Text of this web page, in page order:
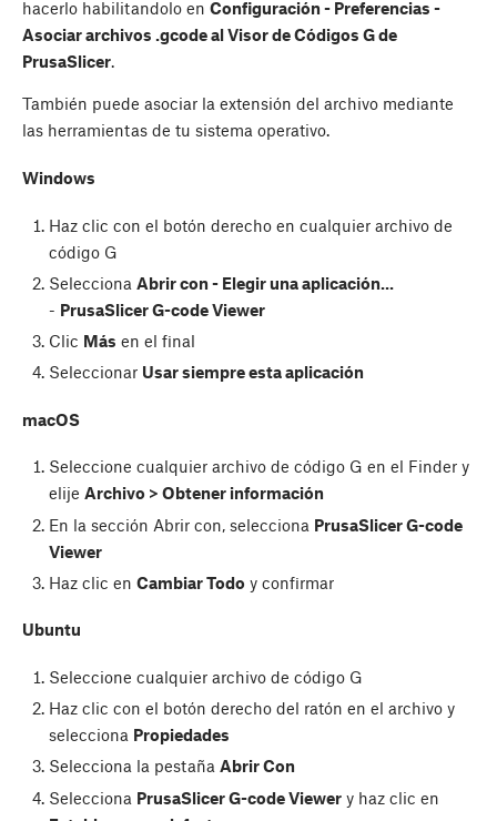
hacerlo habilitandolo en Configuración - Preferencias -
Asociar archivos .gcode al Visor de Códigos G de
PrusaSlicer.
También puede asociar la extensión del archivo mediante
las herramientas de tu sistema operativo.
Windows
Haz clic con el botón derecho en cualquier archivo de
código G
Selecciona Abrir con - Elegir una aplicación...
- PrusaSlicer G-code Viewer
Clic Más en el final
Seleccionar Usar siempre esta aplicación
macOS
Seleccione cualquier archivo de código G en el Finder y
elije Archivo > Obtener información
En la sección Abrir con, selecciona PrusaSlicer G-code
Viewer
Haz clic en Cambiar Todo y confirmar
Ubuntu
Seleccione cualquier archivo de código G
Haz clic con el botón derecho del ratón en el archivo y
selecciona Propiedades
Selecciona la pestaña Abrir Con
Selecciona PrusaSlicer G-code Viewery haz clic en